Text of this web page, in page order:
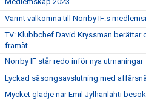
Varmt välkomna till Norrby IF:s
TV: Klubbchef David Kryssman berättar
framåt
Norrby IF står redo inför nya utmaningar
Lyckad säsongsavslutning med
Mycket glädje när Emil Jylhänlahti